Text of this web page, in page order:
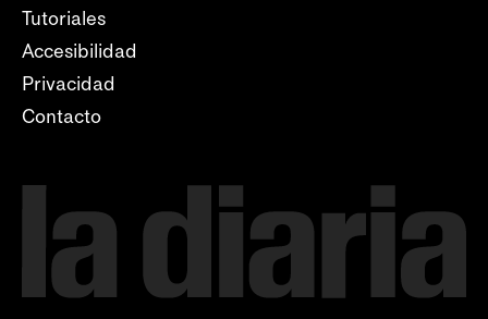
Tutoriales
Accesibilidad
Privacidad
Contacto